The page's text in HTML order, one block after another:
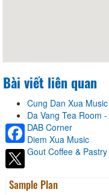
Bài viết liên quan
Cung Dan Xua Music
Da Vang Tea Room
DAB Corner
Diem Xua Music
Gout Coffee & Pastry
Sample Plan
Facebook